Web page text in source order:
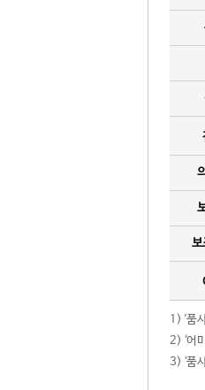
보
1) '품
2) ‘어
3) ‘품